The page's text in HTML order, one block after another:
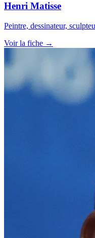
Henri Matisse
Peintre, dessinateur,
Voir la fiche →